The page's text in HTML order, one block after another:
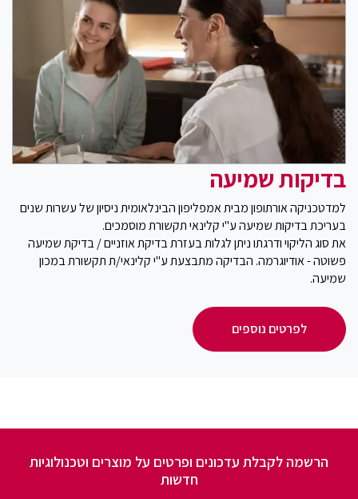
בדיקות שמיעה
למדטכניקה אורתופון מבית אמפליפון הבינלאומית ניסיון של עשרות שנים
בעריכת בדיקות שמיעה ע"י קלינאי תקשורת מוסמכים.
את סוג הליקוי ודרגתו ניתן לגלות בעזרת בדיקת אוזניים / בדיקת שמיעה
פשוטה - אודיוגרמה. הבדיקה מתבצעת ע"י קלינאי/ת תקשורת במכון
שמיעה.
לפרטים נוספים
הרשמה לקבלת עדכונים ופרטים על מוצרים וטכנולוגיות
חדשות